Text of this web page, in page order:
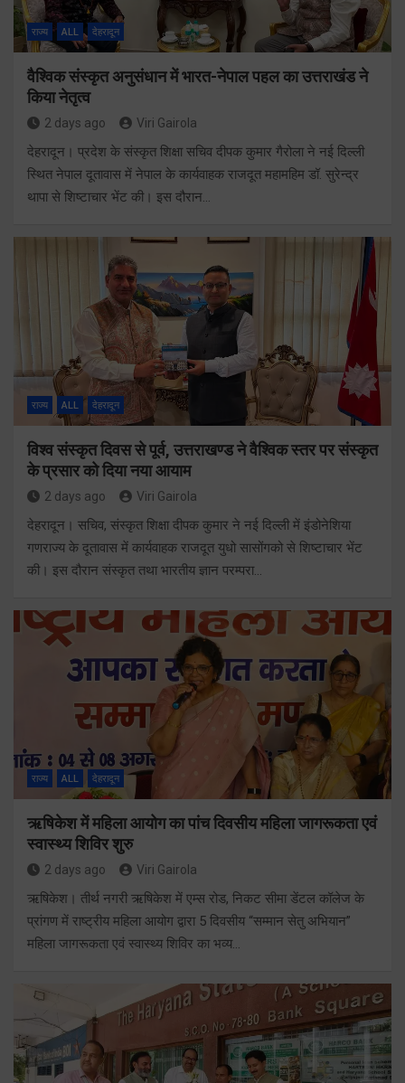
राज्य ALL देहरादून
वैश्विक संस्कृत अनुसंधान में भारत-नेपाल पहल का उत्तराखंड ने
किया नेतृत्व
2 days ago Viri Gairola
देहरादून। प्रदेश के संस्कृत शिक्षा सचिव दीपक कुमार गैरोला ने नई दिल्ली
स्थित नेपाल दूतावास में नेपाल के कार्यवाहक राजदूत महामहिम डॉ. सुरेन्द्र
थापा से शिष्टाचार भेंट की। इस दौरान…
राज्य ALL देहरादून
विश्व संस्कृत दिवस से पूर्व, उत्तराखण्ड ने वैश्विक स्तर पर संस्कृत
के प्रसार को दिया नया आयाम
2 days ago Viri Gairola
देहरादून। सचिव, संस्कृत शिक्षा दीपक कुमार ने नई दिल्ली में इंडोनेशिया
गणराज्य के दूतावास में कार्यवाहक राजदूत युधो सासोंगको से शिष्टाचार भेंट
की। इस दौरान संस्कृत तथा भारतीय ज्ञान परम्परा…
राज्य ALL देहरादून
ऋषिकेश में महिला आयोग का पांच दिवसीय महिला जागरूकता एवं
स्वास्थ्य शिविर शुरु
2 days ago Viri Gairola
ऋषिकेश। तीर्थ नगरी ऋषिकेश में एम्स रोड, निकट सीमा डेंटल कॉलेज के
प्रांगण में राष्ट्रीय महिला आयोग द्वारा 5 दिवसीय “सम्मान सेतु अभियान”
महिला जागरूकता एवं स्वास्थ्य शिविर का भव्य…